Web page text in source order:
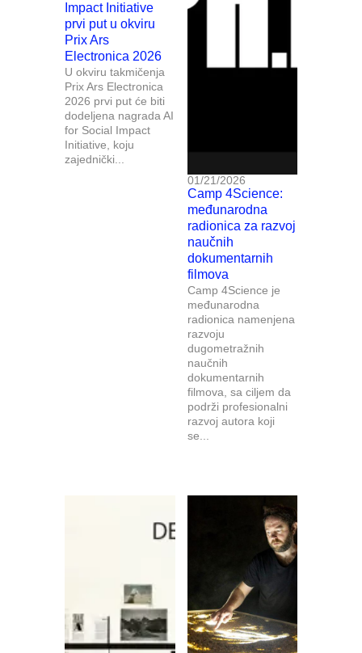
Impact Initiative
prvi put u okviru
Prix Ars
Electronica 2026
U okviru takmičenja
Prix Ars Electronica
2026 prvi put će biti
dodeljena nagrada AI
for Social Impact
Initiative, koju
zajednički...
01/21/2026
Camp 4Science:
međunarodna
radionica za razvoj
naučnih
dokumentarnih
filmova
Camp 4Science je
međunarodna
radionica namenjena
razvoju
dugometražnih
naučnih
dokumentarnih
filmova, sa ciljem da
podrži profesionalni
razvoj autora koji
se...